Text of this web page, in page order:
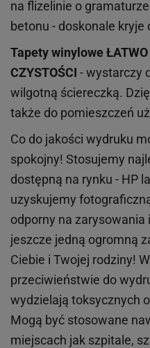
na flizelinie o
betonu - doskonale kryje
Tapety winylowe
CZYSTOŚCI - wystarczy
wilgotną ściereczką.
także do pomieszczeń
Co do jakości wydruku
spokojny! Stosujemy
dostępną na rynku - HP
uzyskujemy
odporny na zarysowania
jeszcze jedną ogromną
Ciebie i Twojej rodziny!
przeciwieństwie do
wydzielają toksycznych
Mogą być stosowane
miejscach jak szpitale,